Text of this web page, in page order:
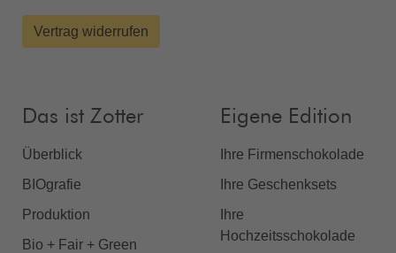
Vertrag widerrufen
Das ist Zotter
Überblick
BIOgrafie
Produktion
Bio + Fair + Green
Eigene Edition
Ihre Firmenschokolade
Ihre Geschenksets
Ihre
Hochzeitsschokolade